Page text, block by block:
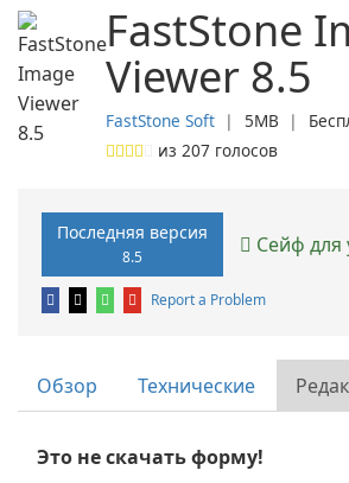
FastStone
Viewer 8.5
FastStone Soft ❘ 5MB ❘
из 207 голосов
Последняя версия
8.5 Сейф для
Report a Problem
Обзор Технические
Это не скачать форму!